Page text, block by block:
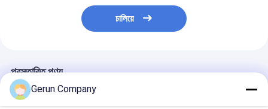
চালিয়ে
প্রস্তাবিত পণ্য
Gerun Company